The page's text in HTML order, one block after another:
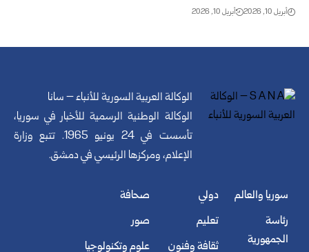
أبريل 10, 2026 أبريل 10, 2026
الوكالة العربية السورية للأنباء – سانا
الوكالة الوطنية الرسمية للأخبار في سوريا،
تأسست في 24 يونيو 1965. تتبع وزارة
الإعلام، ومركزها الرئيسي في دمشق.
سوريا والعالم
رئاسة
الجمهورية
دولي
تعليم
ثقافة وفنون
صحافة
صور
علوم وتكنولوجيا